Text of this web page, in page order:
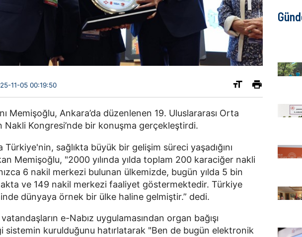
11-05 00:19:50
Memişoğlu, Ankara’da düzenlenen 19. Uluslararası Orta
Nakli Kongresi’nde bir konuşma gerçekleştirdi.
Türkiye'nin, sağlıkta büyük bir gelişim süreci yaşadığını
Memişoğlu, "2000 yılında yılda toplam 200 karaciğer nakli
6 nakil merkezi bulunan ülkemizde, bugün yılda 5 bin
ve 149 nakil merkezi faaliyet göstermektedir. Türkiye
dünyaya örnek bir ülke haline gelmiştir.” dedi.
e-Nabız uygulamasından organ bağışı
sistemin kurulduğunu hatırlatarak "Ben de bugün elektronik